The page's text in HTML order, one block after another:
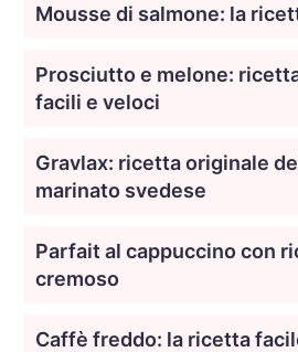
Mousse di salmone: la
Prosciutto e melone:
facili e veloci
Gravlax: ricetta originale
marinato svedese
Parfait al cappuccino con
cremoso
Caffè freddo: la ricetta